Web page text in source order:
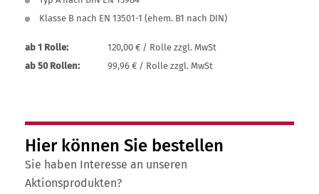
Klasse B nach EN 13501-1 (ehem. B1 nach DIN)
ab 1 Rolle:
ab 50 Rollen:
120,00 € / Rolle zzgl. MwSt
99,96 € / Rolle zzgl. MwSt
Hier können Sie bestellen
Sie haben Interesse an unseren
Aktionsprodukten?